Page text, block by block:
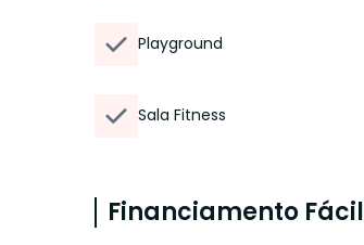
Playground
Sala Fitness
Financiamento Fácil